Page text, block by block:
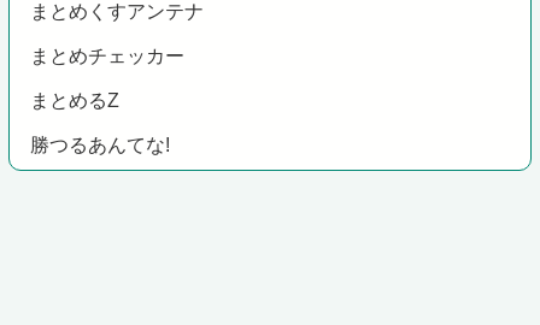
まとめくすアンテナ
まとめチェッカー
まとめるZ
勝つるあんてな!